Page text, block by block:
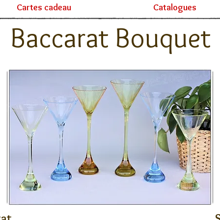
Cartes cadeau Catalogues
Baccarat Bouquet